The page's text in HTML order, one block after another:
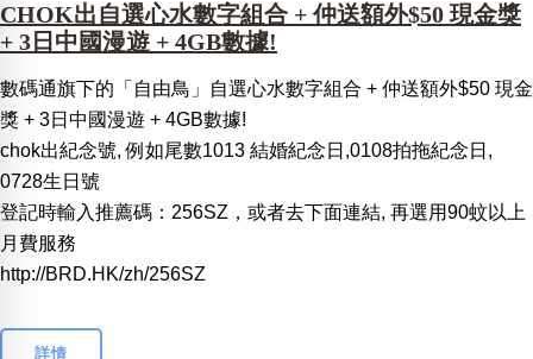
CHOK出自選心水數字組合 + 仲送額外$50 現金獎
+ 3日中國漫遊 + 4GB數據!
數碼通旗下的「自由鳥」自選心水數字組合 + 仲送額外$50 現金
獎 + 3日中國漫遊 + 4GB數據!
chok出紀念號, 例如尾數1013 結婚紀念日,0108拍拖紀念日,
0728生日號
登記時輸入推薦碼：256SZ，或者去下面連結, 再選用90蚊以上
月費服務
http://BRD.HK/zh/256SZ
詳情